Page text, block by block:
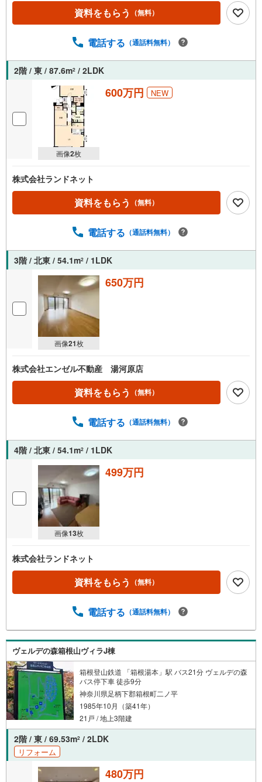
資料をもらう （無料）
電話する （通話料無料）
2階 / 東 / 87.6m2 / 2LDK
画像2枚
600万円 NEW
株式会社ランドネット
資料をもらう （無料）
電話する （通話料無料）
3階 / 北東 / 54.1m2 / 1LDK
画像21枚
650万円
株式会社エンゼル不動産 湯河原店
資料をもらう （無料）
電話する （通話料無料）
4階 / 北東 / 54.1m2 / 1LDK
画像13枚
499万円
株式会社ランドネット
資料をもらう （無料）
電話する （通話料無料）
ヴェルデの森箱根山ヴィラJ棟
箱根登山鉄道 「箱根湯本」駅 バス21分 ヴェルデの森
バス停下車 徒歩9分
神奈川県足柄下郡箱根町二ノ平
1985年10月（築41年）
21戸 / 地上3階建
2階 / 東 / 69.53m2 / 2LDK
リフォーム
480万円